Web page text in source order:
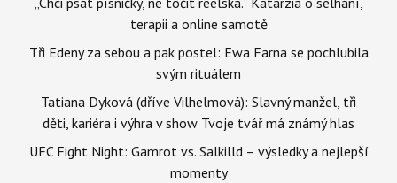
terapii a online samotě
Tři Edeny za sebou a pak postel: Ewa Farna se pochlubila
svým rituálem
Tatiana Dyková (dříve Vilhelmová): Slavný manžel, tři
děti, kariéra i výhra v show Tvoje tvář má známý hlas
UFC Fight Night: Gamrot vs. Salkilld – výsledky a nejlepší
momenty